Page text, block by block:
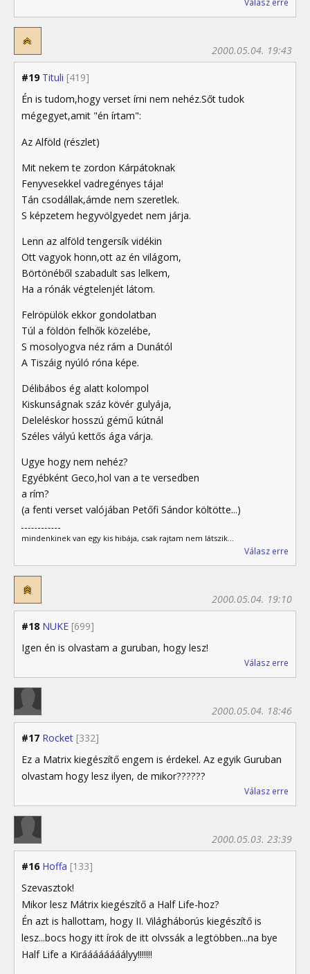
#19 Tituli [419]
2000.05.04. 19:43
Én is tudom,hogy verset írni nem nehéz.Sőt tudok
mégegyet,amit "én írtam":
Az Alföld (részlet)
Mit nekem te zordon Kárpátoknak
Fenyvesekkel vadregényes tája!
Tán csodállak,ámde nem szeretlek.
S képzetem hegyvölgyedet nem járja.
Lenn az alföld tengersík vidékin
Ott vagyok honn,ott az én világom,
Börtönéből szabadult sas lelkem,
Ha a rónák végtelenjét látom.
Felröpülök ekkor gondolatban
Túl a földön felhők közelébe,
S mosolyogva néz rám a Dunától
A Tiszáig nyúló róna képe.
Délibábos ég alatt kolompol
Kiskunságnak száz kövér gulyája,
Deleléskor hosszú gémű kútnál
Széles vályú kettős ága várja.
Ugye hogy nem nehéz?
Egyébként Geco,hol van a te versedben
a rím?
(a fenti verset valójában Petőfi Sándor költötte...)
mindenkinek van egy kis hibája, csak rajtam nem látszik...
Válasz erre
#18 NUKE [699]
2000.05.04. 19:10
Igen én is olvastam a guruban, hogy lesz!
Válasz erre
#17 Rocket [332]
2000.05.04. 18:46
Ez a Matrix kiegészítő engem is érdekel. Az egyik Guruban
olvastam hogy lesz ilyen, de mikor??????
Válasz erre
#16 Hoffa [133]
2000.05.03. 23:39
Szevasztok!
Mikor lesz Mátrix kiegészítő a Half Life-hoz?
Én azt is hallottam, hogy II. Világháborús kiegészítő is
lesz...bocs hogy itt írok de itt olvssák a legtöbben...na bye
Half Life a Kiráááááááályy!!!!!!!